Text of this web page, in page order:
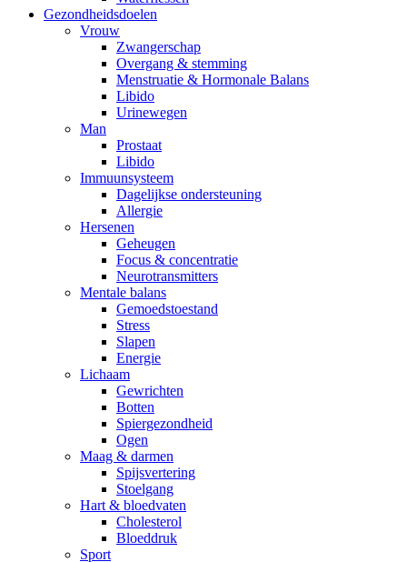
Gezondheidsdoelen
Vrouw
Zwangerschap
Overgang & stemming
Menstruatie & Hormonale Balans
Libido
Urinewegen
Man
Prostaat
Libido
Immuunsysteem
Dagelijkse ondersteuning
Allergie
Hersenen
Geheugen
Focus & concentratie
Neurotransmitters
Mentale balans
Gemoedstoestand
Stress
Slapen
Energie
Lichaam
Gewrichten
Botten
Spiergezondheid
Ogen
Maag & darmen
Spijsvertering
Stoelgang
Hart & bloedvaten
Cholesterol
Bloeddruk
Sport